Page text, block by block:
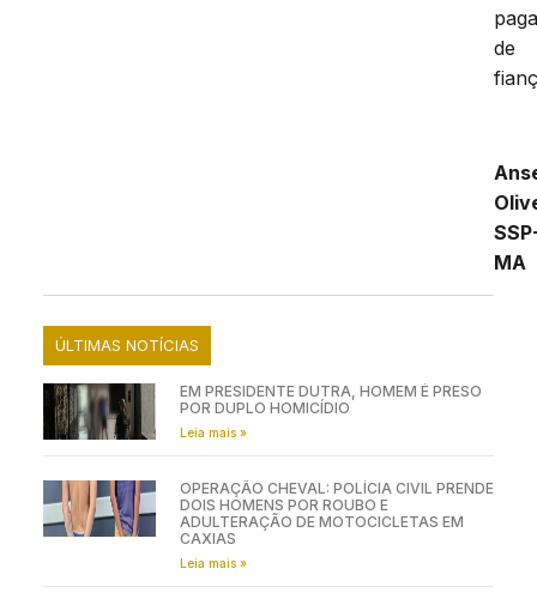
de
MA
ÚLTIMAS NOTÍCIAS
EM PRESIDENTE DUTRA, HOMEM É PRESO
POR DUPLO HOMICÍDIO
Leia mais »
OPERAÇÃO CHEVAL: POLÍCIA CIVIL PRENDE
DOIS HOMENS POR ROUBO E
ADULTERAÇÃO DE MOTOCICLETAS EM
CAXIAS
Leia mais »